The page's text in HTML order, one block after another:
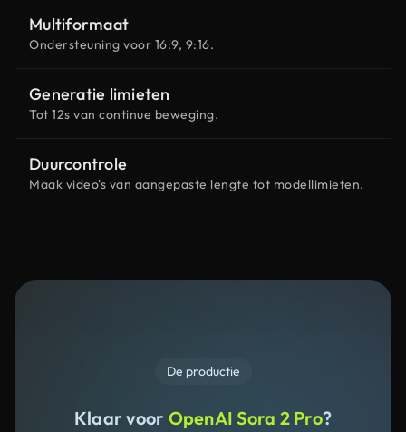
Multiformaat
Ondersteuning voor 16:9, 9:16.
Generatie limieten
Tot 12s van continue beweging.
Duurcontrole
Maak video's van aangepaste lengte tot modellimieten.
De productie
Klaar voor OpenAI Sora 2 Pro?